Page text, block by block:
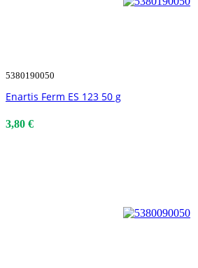
5380190050
Enartis Ferm ES 123 50 g
3,80 €